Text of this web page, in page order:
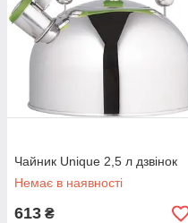
Чайник Unique 2,5 л дзвінок
Немає в наявності
613 ₴